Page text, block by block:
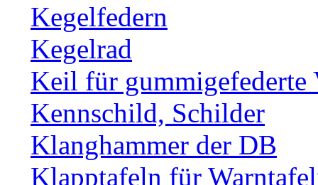
Kegelfedern
Kegelrad
Keil für gummigefederte
Kennschild, Schilder
Klanghammer der DB
Klapptafeln für